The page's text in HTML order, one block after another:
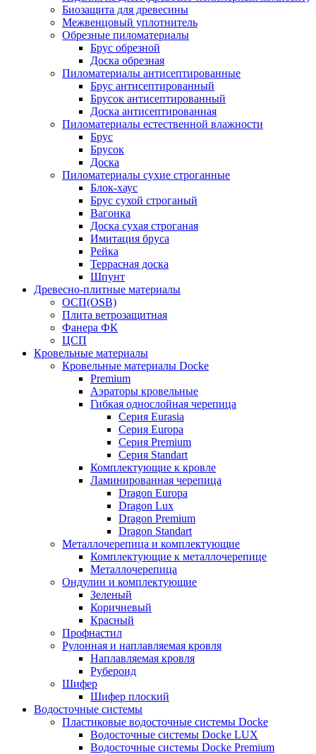
Биозащита для древесины
Межвенцовый уплотнитель
Обрезные пиломатериалы
Брус обрезной
Доска обрезная
Пиломатериалы антисептированные
Брус антисептированный
Брусок антисептированный
Доска антисептированная
Пиломатериалы естественной влажности
Брус
Брусок
Доска
Пиломатериалы сухие строганные
Блок-хаус
Брус сухой строганый
Вагонка
Доска сухая строганая
Имитация бруса
Рейка
Террасная доска
Шпунт
Древесно-плитные материалы
ОСП(OSB)
Плита ветрозащитная
Фанера ФК
ЦСП
Кровельные материалы
Кровельные материалы Docke
Premium
Аэраторы кровельные
Гибкая однослойная черепица
Серия Eurasia
Серия Europa
Серия Premium
Серия Standart
Комплектующие к кровле
Ламинированная черепица
Dragon Europa
Dragon Lux
Dragon Premium
Dragon Standart
Металлочерепица и комплектующие
Комплектующие к металлочерепице
Металлочерепица
Ондулин и комплектующие
Зеленый
Коричневый
Красный
Профнастил
Рулонная и наплавляемая кровля
Наплавляемая кровля
Рубероид
Шифер
Шифер плоский
Водосточные системы
Пластиковые водосточные системы Docke
Водосточные системы Docke LUX
Водосточные системы Docke Premium